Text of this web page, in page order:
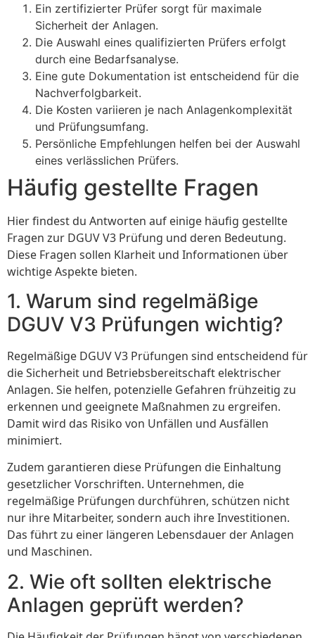
Ein zertifizierter Prüfer sorgt für maximale
Sicherheit der Anlagen.
Die Auswahl eines qualifizierten Prüfers erfolgt
durch eine Bedarfsanalyse.
Eine gute Dokumentation ist entscheidend für die
Nachverfolgbarkeit.
Die Kosten variieren je nach Anlagenkomplexität
und Prüfungsumfang.
Persönliche Empfehlungen helfen bei der Auswahl
eines verlässlichen Prüfers.
Häufig gestellte Fragen
Hier findest du Antworten auf einige häufig gestellte
Fragen zur DGUV V3 Prüfung und deren Bedeutung.
Diese Fragen sollen Klarheit und Informationen über
wichtige Aspekte bieten.
1. Warum sind regelmäßige
DGUV V3 Prüfungen wichtig?
Regelmäßige DGUV V3 Prüfungen sind entscheidend für
die Sicherheit und Betriebsbereitschaft elektrischer
Anlagen. Sie helfen, potenzielle Gefahren frühzeitig zu
erkennen und geeignete Maßnahmen zu ergreifen.
Damit wird das Risiko von Unfällen und Ausfällen
minimiert.
Zudem garantieren diese Prüfungen die Einhaltung
gesetzlicher Vorschriften. Unternehmen, die
regelmäßige Prüfungen durchführen, schützen nicht
nur ihre Mitarbeiter, sondern auch ihre Investitionen.
Das führt zu einer längeren Lebensdauer der Anlagen
und Maschinen.
2. Wie oft sollten elektrische
Anlagen geprüft werden?